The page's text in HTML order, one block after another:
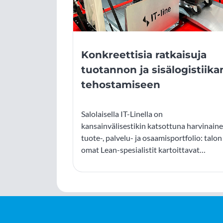
Konkreettisia ratkaisuja
tuotannon ja
tehostamiseen
Salolaisella IT-Linella on
kansainvälisestikin katsottuna
tuote-, palvelu- ja osaamisportfolio: talon
omat Lean-spesialistit kartoittavat
tehokkuuden ja luovat speksit
suunnittelee tarvittavat elementit, jotka